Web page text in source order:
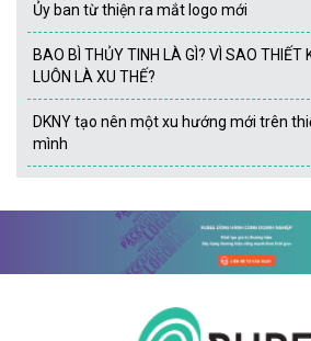
Ủy ban từ thiện ra mắt logo mới
BAO BÌ THỦY TINH LÀ GÌ? VÌ SAO THIẾT
LUÔN LÀ XU THẾ?
DKNY tạo nên một xu hướng mới trên
mình